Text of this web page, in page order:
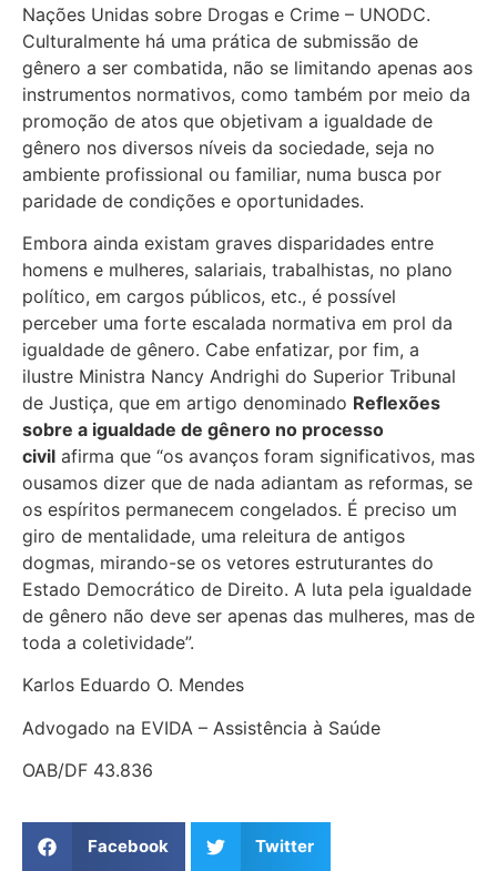
Nações Unidas sobre Drogas e Crime – UNODC.
Culturalmente há uma prática de submissão de
gênero a ser combatida, não se limitando apenas aos
instrumentos normativos, como também por meio da
promoção de atos que objetivam a igualdade de
gênero nos diversos níveis da sociedade, seja no
ambiente profissional ou familiar, numa busca por
paridade de condições e oportunidades.
Embora ainda existam graves disparidades entre
homens e mulheres, salariais, trabalhistas, no plano
político, em cargos públicos, etc., é possível
perceber uma forte escalada normativa em prol da
igualdade de gênero. Cabe enfatizar, por fim, a
ilustre Ministra Nancy Andrighi do Superior Tribunal
de Justiça, que em artigo denominado Reflexões
sobre a igualdade de gênero no processo
civil afirma que “os avanços foram significativos, mas
ousamos dizer que de nada adiantam as reformas, se
os espíritos permanecem congelados. É preciso um
giro de mentalidade, uma releitura de antigos
dogmas, mirando-se os vetores estruturantes do
Estado Democrático de Direito. A luta pela igualdade
de gênero não deve ser apenas das mulheres, mas de
toda a coletividade”.
Karlos Eduardo O. Mendes
Advogado na EVIDA – Assistência à Saúde
OAB/DF 43.836
Facebook Twitter